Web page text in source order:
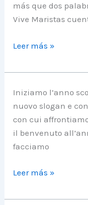
más que dos
Vive Maristas
VIVE
descubre,
Leer más »
Iniziamo l’anno
nuovo slogan e
con cui
il benvenuto
facciamo
Entra,
casa
Leer más »